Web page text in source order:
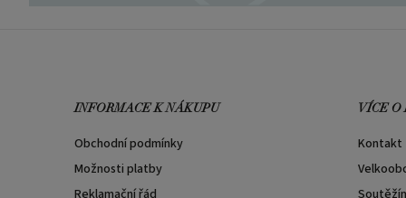
INFORMACE K NÁKUPU
Obchodní podmínky
Možnosti platby
VÍCE O
Kontakt